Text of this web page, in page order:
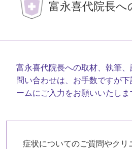
富永喜代院長へ
富永喜代院長への取材、執筆
問い合わせは、 お手数ですが
ームにご入力をお願いいたしま
症状についてのご質問やクリ